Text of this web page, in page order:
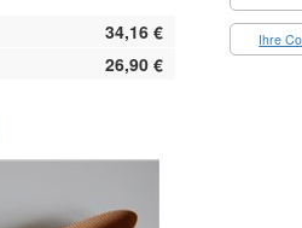
34,16 €
26,90 €
Ihre